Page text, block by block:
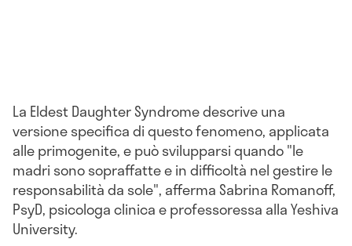
La Eldest Daughter Syndrome descrive una
versione specifica di questo fenomeno, applicata
alle primogenite, e può svilupparsi quando "le
madri sono sopraffatte e in difficoltà nel gestire le
responsabilità da sole", afferma Sabrina Romanoff,
PsyD, psicologa clinica e professoressa alla Yeshiva
University.